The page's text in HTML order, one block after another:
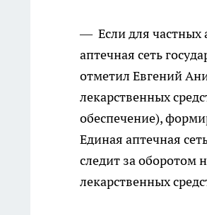
— Если для частных
аптечная сеть
отметил Евгений
лекарственных
обеспечение),
Единая аптечная
следит за оборотом
лекарственных